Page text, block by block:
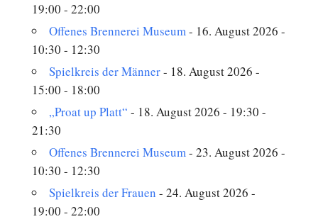
19:00 - 22:00
Offenes Brennerei Museum- 16. August 2026 -
10:30 - 12:30
Spielkreis der Männer- 18. August 2026 -
15:00 - 18:00
„Proat up Platt“ - 18. August 2026 - 19:30 -
21:30
Offenes Brennerei Museum- 23. August 2026 -
10:30 - 12:30
Spielkreis der Frauen - 24. August 2026 -
19:00 - 22:00